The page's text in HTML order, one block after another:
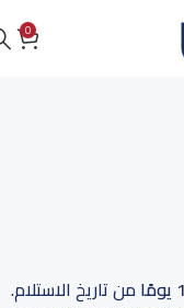
0
من تاريخ الاستلام.